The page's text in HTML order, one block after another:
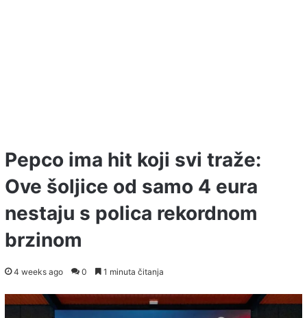
Pepco ima hit koji svi traže:
Ove šoljice od samo 4 eura
nestaju s polica rekordnom
brzinom
4 weeks ago 0 1 minuta čitanja